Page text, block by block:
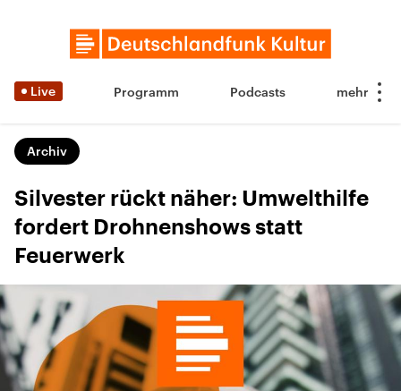
Live Programm Podcasts
Archiv
Silvester rückt näher: Umwelthilfe
fordert Drohnenshows statt
Feuerwerk